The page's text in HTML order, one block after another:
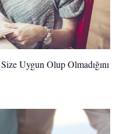
Uygun Olup Olmadığını